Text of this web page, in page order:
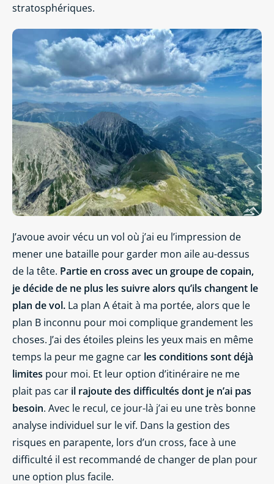
stratosphériques.
J’avoue avoir vécu un vol où j’ai eu l’impression de
mener une bataille pour garder mon aile au-dessus
de la tête. Partie en cross avec un groupe de copain,
je décide de ne plus les suivre alors qu’ils changent le
plan de vol. La plan A était à ma portée, alors que le
plan B inconnu pour moi complique grandement les
choses. J’ai des étoiles pleins les yeux mais en même
temps la peur me gagne car les conditions sont déjà
limites pour moi. Et leur option d’itinéraire ne me
plait pas car il rajoute des difficultés dont je n’ai pas
besoin. Avec le recul, ce jour-là j’ai eu une très bonne
analyse individuel sur le vif. Dans la gestion des
risques en parapente, lors d’un cross, face à une
difficulté il est recommandé de changer de plan pour
une option plus facile.